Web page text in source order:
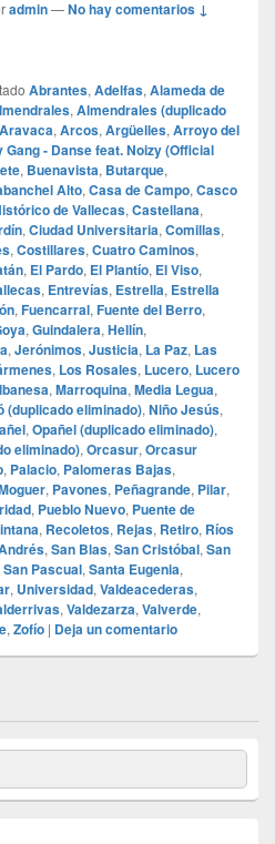
admin—No hay comentarios ↓
Abrantes, Adelfas, Alameda de
, Almendrales (duplicado
Aravaca, Arcos, Argüelles, Arroyo del
Gang - Danse feat. Noizy (Official
, Buenavista, Butarque,
Alto, Casa de Campo, Casco
de Vallecas, Castellana,
, Ciudad Universitaria, Comillas,
, Costillares, Cuatro Caminos,
, El Pardo, El Plantío, El Viso,
, Entrevías, Estrella, Estrella
, Fuencarral, Fuente del Berro,
, Guindalera, Hellín,
, Jerónimos, Justicia, La Paz, Las
, Los Rosales, Lucero, Lucero
, Marroquina, Media Legua,
(duplicado eliminado), Niño Jesús,
, Opañel (duplicado eliminado),
eliminado), Orcasur, Orcasur
, Palacio, Palomeras Bajas,
, Pavones, Peñagrande, Pilar,
, Pueblo Nuevo, Puente de
, Recoletos, Rejas, Retiro, Ríos
, San Blas, San Cristóbal, San
San Pascual, Santa Eugenia,
, Universidad, Valdeacederas,
, Valdezarza, Valverde,
, Zofío | Deja un comentario